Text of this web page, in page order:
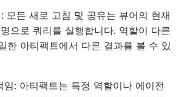
모든 새로 고침 및 공유는 뷰어의 현재
으로 쿼리를 실행합니다. 역할이 다른
한 아티팩트에서 다른 결과를 볼 수 있
임: 아티팩트는 특정 역할이나 에이전